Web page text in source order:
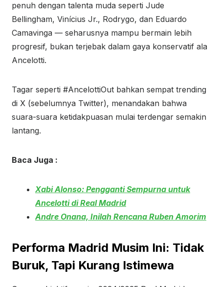
penuh dengan talenta muda seperti Jude
Bellingham, Vinícius Jr., Rodrygo, dan Eduardo
Camavinga — seharusnya mampu bermain lebih
progresif, bukan terjebak dalam gaya konservatif ala
Ancelotti.
Tagar seperti #AncelottiOut bahkan sempat trending
di X (sebelumnya Twitter), menandakan bahwa
suara-suara ketidakpuasan mulai terdengar semakin
lantang.
Baca Juga :
Xabi Alonso: Pengganti Sempurna untuk
Ancelotti di Real Madrid
Andre Onana, Inilah Rencana Ruben Amorim
Performa Madrid Musim Ini: Tidak
Buruk, Tapi Kurang Istimewa